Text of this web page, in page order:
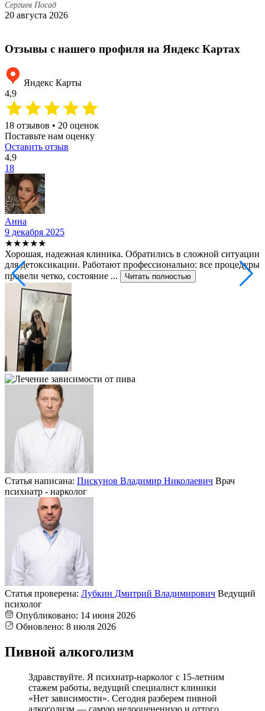
Сергиев Посад
20 августа 2026
Отзывы с нашего профиля на Яндекс Картах
Яндекс Карты
4,9
18 отзывов • 20 оценок
Поставьте нам оценку
Оставить отзыв
4,9
18
Анна
9 декабря 2025
★★★★★
Хорошая, надежная клиника. Обратились в сложной ситуации
для детоксикации. Работают профессионально: все процедуры
провели четко, состояние ...
Читать полностью
Статья написана: Пискунов Владимир Николаевич Врач
психиатр - нарколог
Статья проверена: Лубкин Дмитрий Владимирович Ведущий
психолог
Опубликовано: 14 июня 2026
Обновлено: 8 июля 2026
Пивной алкоголизм
Здравствуйте. Я психиатр-нарколог с 15-летним
стажем работы, ведущий специалист клиники
«Нет зависимости». Сегодня разберем пивной
алкоголизм — самую недооцененную и оттого